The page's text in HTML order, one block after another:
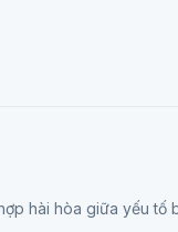
hài hòa giữa yếu